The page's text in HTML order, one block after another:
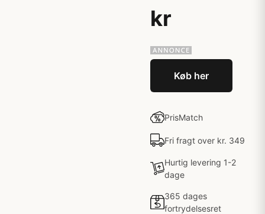
kr
Køb her
PrisMatch
Fri fragt over kr. 349
Hurtig levering 1-2
dage
365 dages
fortrydelsesret